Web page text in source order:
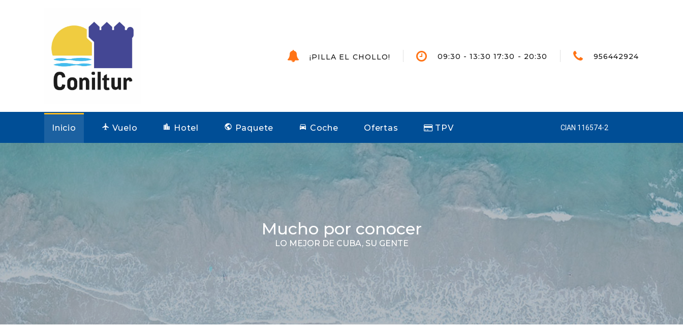
¡PILLA EL CHOLLO! 09:30 - 13:30 17:30 - 20:30 956442924
CIAN 116574-2
Inicio Vuelo Hotel Paquete Coche Ofertas TPV
Mucho por conocer
LO MEJOR DE CUBA, SU GENTE